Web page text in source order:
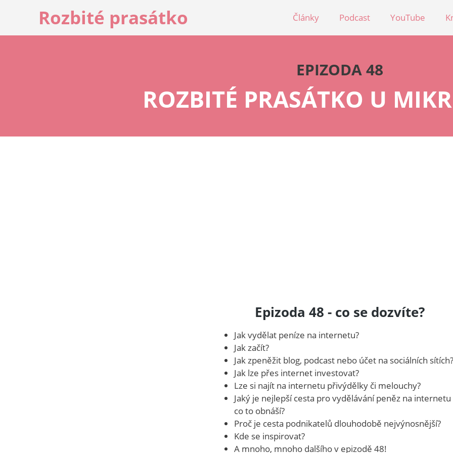
Rozbité prasátko Články Podcast YouTube
EPIZODA 48
ROZBITÉ PRASÁTKO U
Epizoda 48 - co se dozvíte?
Jak vydělat peníze na internetu?
Jak začít?
Jak zpeněžit blog, podcast nebo účet na sociálních
Jak lze přes internet investovat?
Lze si najít na internetu přivýdělky či melouchy?
Jaký je nejlepší cesta pro vydělávání peněz na internetu
co to obnáší?
Proč je cesta podnikatelů dlouhodobě nejvýnosnější?
Kde se inspirovat?
A mnoho, mnoho dalšího v epizodě 48!